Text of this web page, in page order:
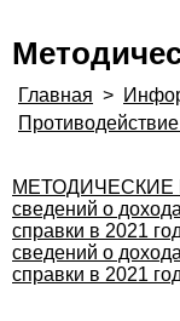
Главная >
сведений о
справки в 2021
сведений о
справки в 2021